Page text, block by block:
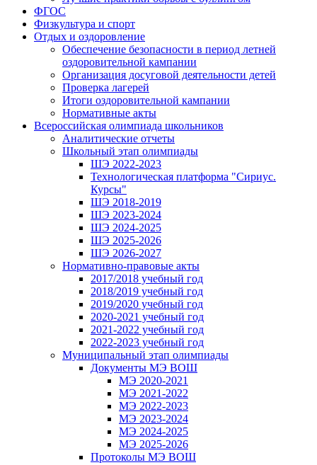
ФГОС
Физкультура и спорт
Отдых и оздоровление
Обеспечение безопасности в период летней
оздоровительной кампании
Организация досуговой деятельности детей
Проверка лагерей
Итоги оздоровительной кампании
Нормативные акты
Всероссийская олимпиада школьников
Аналитические отчеты
Школьный этап олимпиады
ШЭ 2022-2023
Технологическая платформа "Сириус.
Курсы"
ШЭ 2018-2019
ШЭ 2023-2024
ШЭ 2024-2025
ШЭ 2025-2026
ШЭ 2026-2027
Нормативно-правовые акты
2017/2018 учебный год
2018/2019 учебный год
2019/2020 учебный год
2020-2021 учебный год
2021-2022 учебный год
2022-2023 учебный год
Муниципальный этап олимпиады
Документы МЭ ВОШ
МЭ 2020-2021
МЭ 2021-2022
МЭ 2022-2023
МЭ 2023-2024
МЭ 2024-2025
МЭ 2025-2026
Протоколы МЭ ВОШ